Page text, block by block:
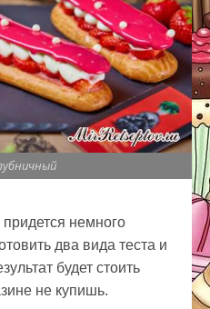
немного
два вида теста и
будет стоить
не купишь.